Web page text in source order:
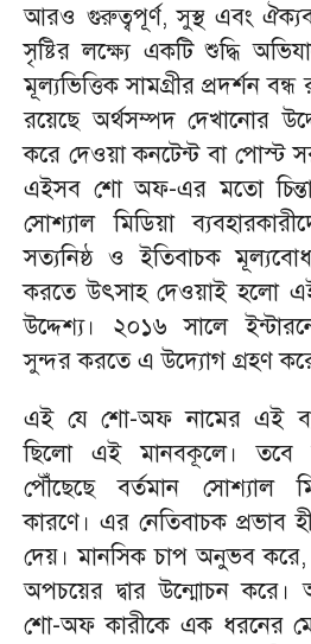
আরও গুরুত্বপূর্ণ, সুস্থ এবং
সৃষ্টির লক্ষ্যে একটি শুদ্ধি
মূল্যভিত্তিক সামগ্রীর প্রদর্শন
রয়েছে অর্থসম্পদ দেখানোর
করে দেওয়া কনটেন্ট বা পোস্ট
এইসব শো অফ-এর মতো চিন্তা-
সোশ্যাল মিডিয়া
সত্যনিষ্ঠ ও ইতিবাচক
করতে উৎসাহ দেওয়াই হলো
উদ্দেশ্য। ২০১৬ সালে
সুন্দর করতে এ উদ্যোগ গ্রহণ
এই যে শো-অফ নামের এই
ছিলো এই মানবকূলে। তবে
পৌঁছেছে বর্তমান সোশ্যাল
কারণে। এর নেতিবাচক প্রভাব
দেয়। মানসিক চাপ অনুভব
অপচয়ের দ্বার উন্মোচন করে।
শো-অফ কারীকে এক ধরনের